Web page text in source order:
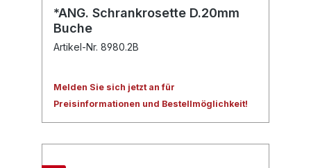
*ANG. Schrankrosette D.20mm
Buche
Artikel-Nr. 8980.2B
Melden Sie sich jetzt an für
Preisinformationen und Bestellmöglichkeit!